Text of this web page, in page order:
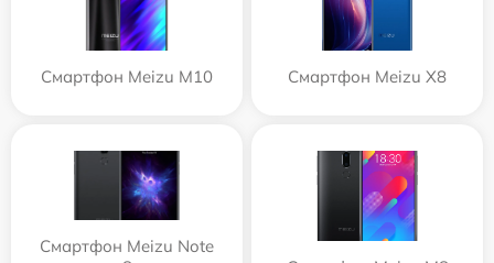
Смартфон Meizu M10 Смартфон Meizu X8
Смартфон Meizu Note